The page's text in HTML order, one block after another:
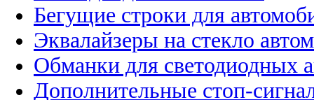
Бегущие строки для
Эквалайзеры на стекло
Обманки для светодиодных
Дополнительные стоп-